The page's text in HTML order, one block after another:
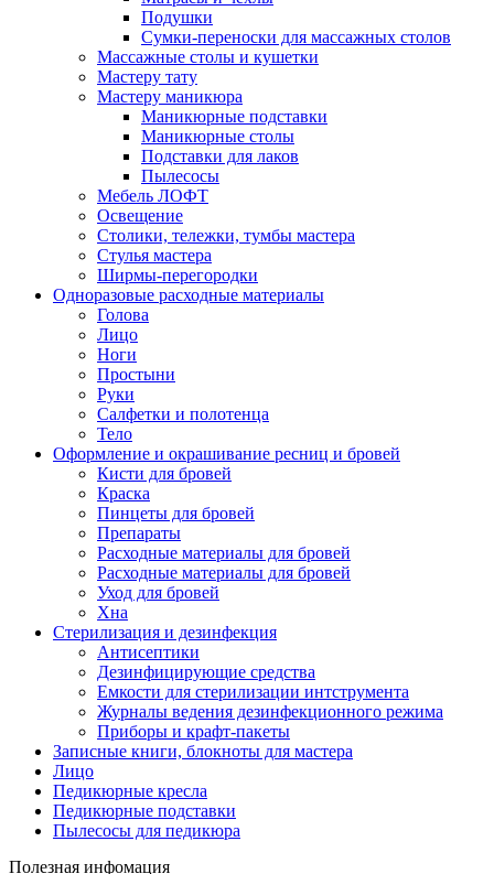
Подушки
Сумки-переноски для массажных столов
Массажные столы и кушетки
Мастеру тату
Мастеру маникюра
Маникюрные подставки
Маникюрные столы
Подставки для лаков
Пылесосы
Мебель ЛОФТ
Освещение
Столики, тележки, тумбы мастера
Стулья мастера
Ширмы-перегородки
Одноразовые расходные материалы
Голова
Лицо
Ноги
Простыни
Руки
Салфетки и полотенца
Тело
Оформление и окрашивание ресниц и бровей
Кисти для бровей
Краска
Пинцеты для бровей
Препараты
Расходные материалы для бровей
Расходные материалы для бровей
Уход для бровей
Хна
Стерилизация и дезинфекция
Антисептики
Дезинфицирующие средства
Емкости для стерилизации интструмента
Журналы ведения дезинфекционного режима
Приборы и крафт-пакеты
Записные книги, блокноты для мастера
Лицо
Педикюрные кресла
Педикюрные подставки
Пылесосы для педикюра
Полезная инфомация